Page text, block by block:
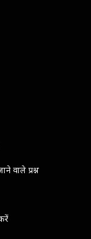
वाले प्रश्न